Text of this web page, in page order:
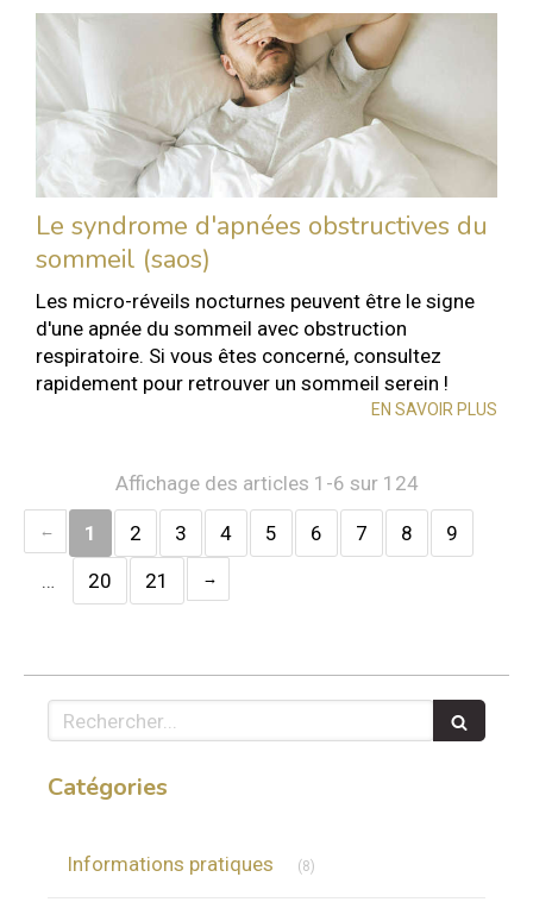
Le syndrome d'apnées obstructives du
sommeil (saos)
Les micro-réveils nocturnes peuvent être le signe
d'une apnée du sommeil avec obstruction
respiratoire. Si vous êtes concerné, consultez
rapidement pour retrouver un sommeil serein !
EN SAVOIR PLUS
Affichage des articles 1-6 sur 124
1 2 3 4 5 6 7 8
9
…
20 21
Rechercher
Catégories
Informations pratiques (8)